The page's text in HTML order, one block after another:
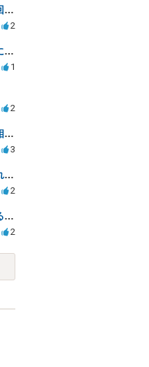
自宅リフォーム契約の支払い負担を回避する方法は？
2
親名義で後払い利用、自己破産手続に影響はあるか？
1
2
弁護士の態度に不満、他の事務所に相談すべきか？
3
任意整理中に誤ってカードが使用されてしまった
2
お金の貸し借りに勝手に年利をつけるのはどうなのか
2